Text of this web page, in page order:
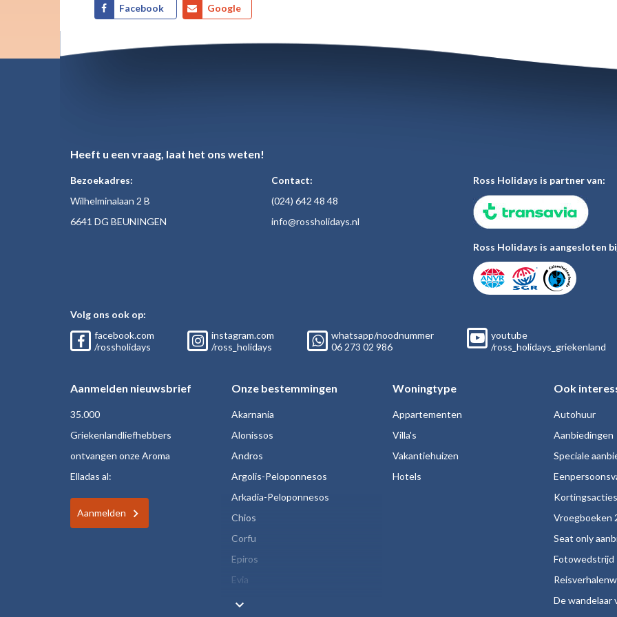
Facebook Google
Heeft u een vraag, laat het ons weten!
Bezoekadres:
Wilhelminalaan 2 B
6641 DG BEUNINGEN
Contact:
(024) 642 48 48
info@rossholidays.nl
Ross Holidays is partner van:
Ross Holidays is aangesloten
Volg ons ook op:
facebook.com
/rossholidays
instagram.com
/ross_holidays
whatsapp/noodnummer
06 273 02 986
youtube
/ross_holidays_griekenland
Aanmelden nieuwsbrief
35.000
Griekenlandliefhebbers
ontvangen onze Aroma
Elladas al:
Aanmelden
Onze bestemmingen
Akarnania
Alonissos
Andros
Argolis-Peloponnesos
Arkadia-Peloponnesos
Chios
Corfu
Epiros
Evia
keyboard_arrow_down
Woningtype
Appartementen
Villa's
Vakantiehuizen
Hotels
Ook
Autohuur
Aanbiedingen
Speciale
Kortingsacties
Vroegboeken
Seat only
Fotowedstrijd
De wandelaar